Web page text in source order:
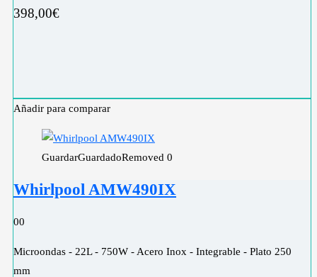
398,00€
Añadir para comparar
GuardarGuardadoRemoved 0
Whirlpool AMW490IX
00
Microondas - 22L - 750W - Acero Inox - Integrable - Plato 250
mm